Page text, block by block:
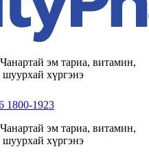
эм тариа, витамин,
шуурхай хүргэнэ
1800-1923
эм тариа, витамин,
шуурхай хүргэнэ